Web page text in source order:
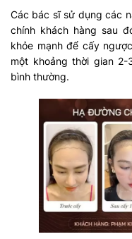
Các bác sĩ sử dụng các
chính khách hàng sau
khỏe mạnh để cấy
một khoảng thời gian
bình thường.